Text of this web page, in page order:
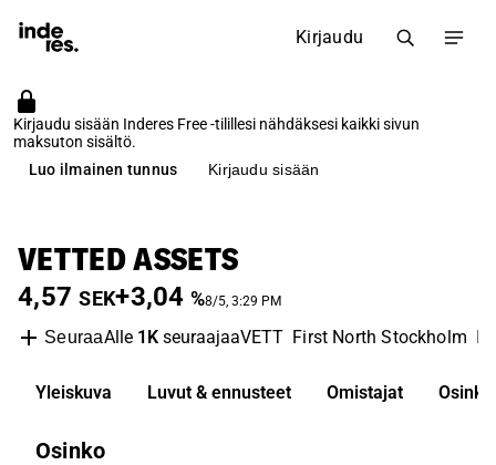
Kirjaudu
Kirjaudu sisään Inderes Free -tilillesi nähdäksesi kaikki sivun
maksuton sisältö.
Luo ilmainen tunnus
Kirjaudu sisään
VETTED ASSETS
4,57 SEK+3,04 %8/5, 3:29 PM
SeuraaAlle 1KseuraajaaVETT First North Stockholm
Yleiskuva Luvut & ennusteet Omistajat Osinko
Osinko